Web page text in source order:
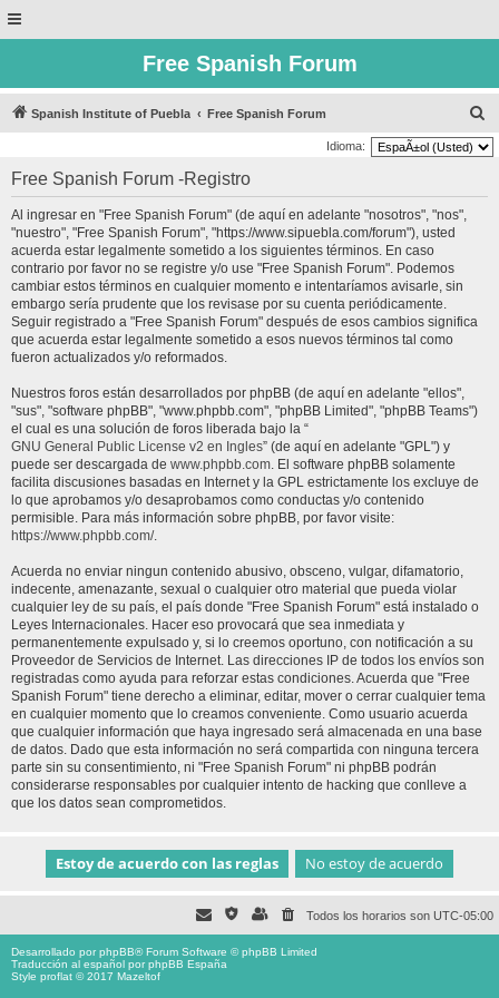
Free Spanish Forum
Spanish Institute of Puebla Free Spanish Forum
u
Idioma:
Free Spanish Forum -Registro
Al ingresar en "Free Spanish Forum" (de aquí en adelante "nosotros", "nos",
"nuestro", "Free Spanish Forum", "https://www.sipuebla.com/forum"), usted
acuerda estar legalmente sometido a los siguientes términos. En caso
contrario por favor no se registre y/o use "Free Spanish Forum". Podemos
cambiar estos términos en cualquier momento e intentaríamos avisarle, sin
embargo sería prudente que los revisase por su cuenta periódicamente.
Seguir registrado a "Free Spanish Forum" después de esos cambios significa
que acuerda estar legalmente sometido a esos nuevos términos tal como
fueron actualizados y/o reformados.
Nuestros foros están desarrollados por phpBB (de aquí en adelante "ellos",
"sus", "software phpBB", "www.phpbb.com", "phpBB Limited", "phpBB Teams")
el cual es una solución de foros liberada bajo la “
GNU General Public License v2 en Ingles” (de aquí en adelante "GPL") y
puede ser descargada de www.phpbb.com. El software phpBB solamente
facilita discusiones basadas en Internet y la GPL estrictamente los excluye de
lo que aprobamos y/o desaprobamos como conductas y/o contenido
permisible. Para más información sobre phpBB, por favor visite:
https://www.phpbb.com/.
Acuerda no enviar ningun contenido abusivo, obsceno, vulgar, difamatorio,
indecente, amenazante, sexual o cualquier otro material que pueda violar
cualquier ley de su país, el país donde "Free Spanish Forum" está instalado o
Leyes Internacionales. Hacer eso provocará que sea inmediata y
permanentemente expulsado y, si lo creemos oportuno, con notificación a su
Proveedor de Servicios de Internet. Las direcciones IP de todos los envíos son
registradas como ayuda para reforzar estas condiciones. Acuerda que "Free
Spanish Forum" tiene derecho a eliminar, editar, mover o cerrar cualquier tema
en cualquier momento que lo creamos conveniente. Como usuario acuerda
que cualquier información que haya ingresado será almacenada en una base
de datos. Dado que esta información no será compartida con ninguna tercera
parte sin su consentimiento, ni "Free Spanish Forum" ni phpBB podrán
considerarse responsables por cualquier intento de hacking que conlleve a
que los datos sean comprometidos.
Todos los horarios son UTC-05:00
Desarrollado porphpBB® Forum Software © phpBB Limited
Traducción al español porphpBB España
Style proflat © 2017 Mazeltof